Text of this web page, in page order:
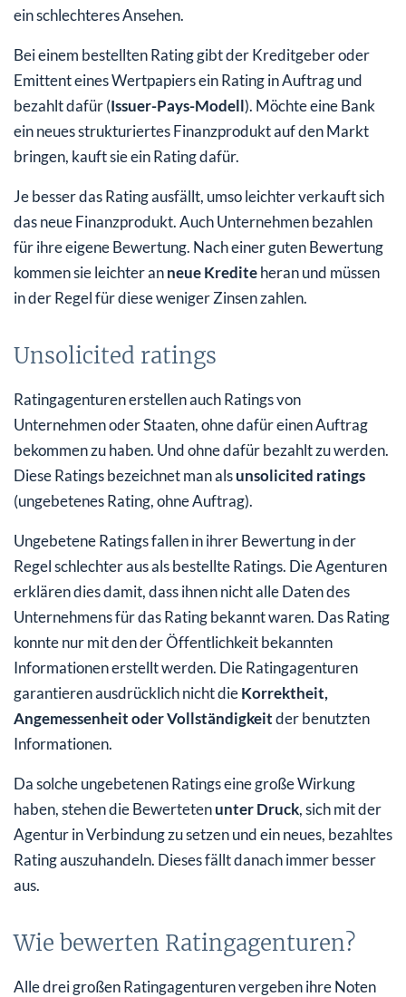
ein schlechteres Ansehen.
Bei einem bestellten Rating gibt der Kreditgeber oder
Emittent eines Wertpapiers ein Rating in Auftrag und
bezahlt dafür (Issuer-Pays-Modell). Möchte eine Bank
ein neues strukturiertes Finanzprodukt auf den Markt
bringen, kauft sie ein Rating dafür.
Je besser das Rating ausfällt, umso leichter verkauft sich
das neue Finanzprodukt. Auch Unternehmen bezahlen
für ihre eigene Bewertung. Nach einer guten Bewertung
kommen sie leichter anneue Krediteheran und müssen
in der Regel für diese weniger Zinsen zahlen.
Unsolicited ratings
Ratingagenturen erstellen auch Ratings von
Unternehmen oder Staaten, ohne dafür einen Auftrag
bekommen zu haben. Und ohne dafür bezahlt zu werden.
Diese Ratings bezeichnet man alsunsolicited ratings
(ungebetenes Rating, ohne Auftrag).
Ungebetene Ratings fallen in ihrer Bewertung in der
Regel schlechter aus als bestellte Ratings. Die Agenturen
erklären dies damit, dass ihnen nicht alle Daten des
Unternehmens für das Rating bekannt waren. Das Rating
konnte nur mit den der Öffentlichkeit bekannten
Informationen erstellt werden. Die Ratingagenturen
garantieren ausdrücklich nicht dieKorrektheit,
Angemessenheit oder Vollständigkeitder benutzten
Informationen.
Da solche ungebetenen Ratings eine große Wirkung
haben, stehen die Bewertetenunter Druck, sich mit der
Agentur in Verbindung zu setzen und ein neues, bezahltes
Rating auszuhandeln. Dieses fällt danach immer besser
aus.
Wie bewerten Ratingagenturen?
Alle drei großen Ratingagenturen vergeben ihre Noten